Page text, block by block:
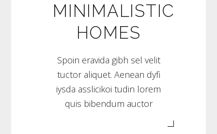
MINIMALISTIC
HOMES
Spoin eravida gibh sel velit
tuctor aliquet. Aenean dyfi
iysda asslicikoi tudin lorem
quis bibendum auctor